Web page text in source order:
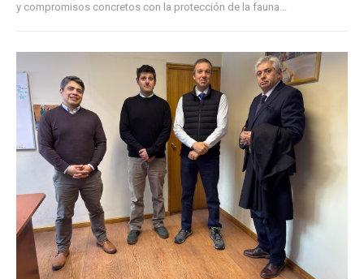
y compromisos concretos con la protección de la fauna...